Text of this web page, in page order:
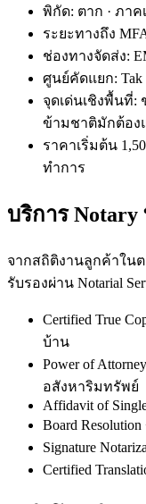
พิกัด: ตาก · ภาค
ระยะทางถึง
ช่องทางจัดส่ง:
ศูนย์คัดแยก: Tak
จุดเด่นเชิงพื้นที่
ข้ามชาติมักต้อง
ราคาเริ่มต้น
ทำการ
บริการ
จากสถิติงานลูกค้าในต
รับรองผ่าน Notarial
Certified True
บ้าน
Power of
อสังหาริมทรัพย์
Affidavit of
Board
Signature
Certified